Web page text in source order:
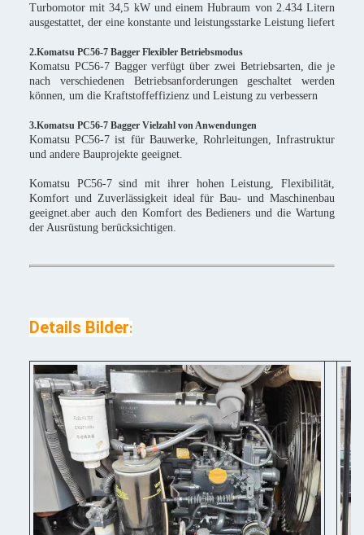
Turbomotor mit 34,5 kW und einem Hubraum von 2.434 Litern
ausgestattet, der eine konstante und leistungsstarke Leistung liefert
2.Komatsu PC56-7 Bagger Flexibler Betriebsmodus
Komatsu PC56-7 Bagger verfügt über zwei Betriebsarten, die je
nach verschiedenen Betriebsanforderungen geschaltet werden
können, um die Kraftstoffeffizienz und Leistung zu verbessern
3.Komatsu PC56-7 Bagger Vielzahl von Anwendungen
Komatsu PC56-7 ist für Bauwerke, Rohrleitungen, Infrastruktur
und andere Bauprojekte geeignet.
Komatsu PC56-7 sind mit ihrer hohen Leistung, Flexibilität,
Komfort und Zuverlässigkeit ideal für Bau- und Maschinenbau
geeignet.aber auch den Komfort des Bedieners und die Wartung
der Ausrüstung berücksichtigen.
Details Bilder: